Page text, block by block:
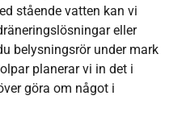
stående vatten kan vi
eller
belysningsrör under mark
planerar vi in det i
göra om något i